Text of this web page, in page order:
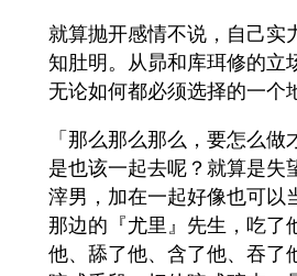
就算抛开感情不说，自己实
知肚明。从昴和库珥修的立
无论如何都必须选择的一个
「那么那么那么，要怎么
是也该一起去呢？就算是失
滓男，加在一起好像也可以
那边的『尤里』先生，吃了
他、舔了他、含了他、吞了